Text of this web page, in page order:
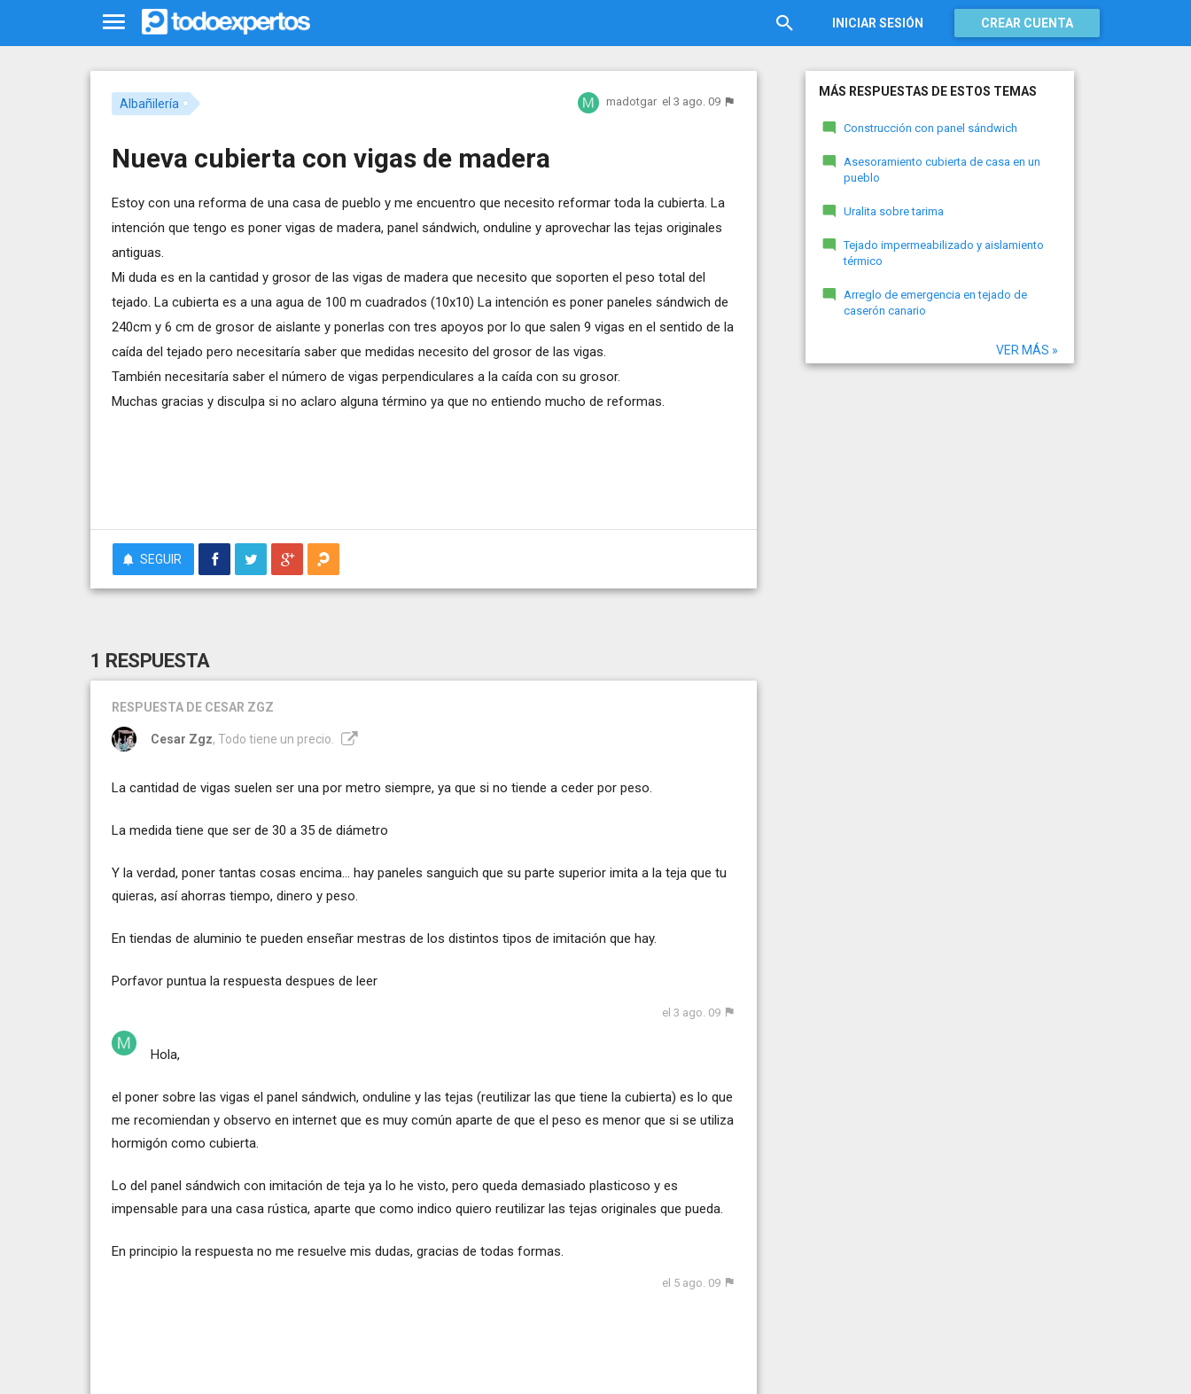
INICIAR SESIÓN CREAR CUENTA
Albañilería madotgar el 3 ago. 09
Nueva cubierta con vigas de madera
Estoy con una reforma de una casa de pueblo y me encuentro que necesito reformar toda la cubierta. La
intención que tengo es poner vigas de madera, panel sándwich, onduline y aprovechar las tejas originales
antiguas.
Mi duda es en la cantidad y grosor de las vigas de madera que necesito que soporten el peso total del
tejado. La cubierta es a una agua de 100 m cuadrados (10x10) La intención es poner paneles sándwich de
240cm y 6 cm de grosor de aislante y ponerlas con tres apoyos por lo que salen 9 vigas en el sentido de la
caída del tejado pero necesitaría saber que medidas necesito del grosor de las vigas.
También necesitaría saber el número de vigas perpendiculares a la caída con su grosor.
Muchas gracias y disculpa si no aclaro alguna término ya que no entiendo mucho de reformas.
SEGUIR
1 RESPUESTA
RESPUESTA DE CESAR ZGZ
Cesar Zgz, Todo tiene un precio.
La cantidad de vigas suelen ser una por metro siempre, ya que si no tiende a ceder por peso.
La medida tiene que ser de 30 a 35 de diámetro
Y la verdad, poner tantas cosas encima... hay paneles sanguich que su parte superior imita a la teja que tu
quieras, así ahorras tiempo, dinero y peso.
En tiendas de aluminio te pueden enseñar mestras de los distintos tipos de imitación que hay.
Porfavor puntua la respuesta despues de leer
el 3 ago. 09
Hola,
el poner sobre las vigas el panel sándwich, onduline y las tejas (reutilizar las que tiene la cubierta) es lo que
me recomiendan y observo en internet que es muy común aparte de que el peso es menor que si se utiliza
hormigón como cubierta.
Lo del panel sándwich con imitación de teja ya lo he visto, pero queda demasiado plasticoso y es
impensable para una casa rústica, aparte que como indico quiero reutilizar las tejas originales que pueda.
En principio la respuesta no me resuelve mis dudas, gracias de todas formas.
el 5 ago. 09
MÁS RESPUESTAS DE ESTOS TEMAS
Construcción con panel sándwich
Asesoramiento cubierta de casa en un
pueblo
Uralita sobre tarima
Tejado impermeabilizado y aislamiento
térmico
Arreglo de emergencia en tejado de
caserón canario
VER MÁS »